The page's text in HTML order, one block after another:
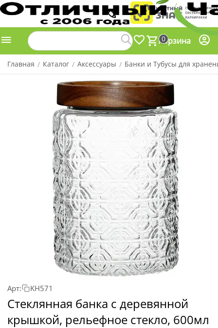
0
Корзина
Главная / Каталог / Аксессуары / Банки и Тубусы для
Арт: KH571
Стеклянная банка с деревянной
крышкой, рельефное стекло, 600мл